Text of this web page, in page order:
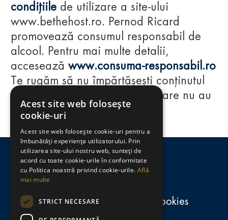
Regulamente
consumă-responsabil.ro
Politica de confidențialitate și cookies
condițiile de utilizare a site-ului
www.bethehost.ro. Pernod Ricard
promovează consumul responsabil de
alcool. Pentru mai multe detalii,
accesează www.consuma-responsabil.ro
Te rugăm să nu împărtășești conținutul
acestui website cu persoane care nu au
împlinit vârsta de 18 ani.
Acest site web folosește
cookie-uri
Acest site web folosește cookie-uri pentru a
îmbunătăți experiența utilizatorului. Prin
utilizarea site-ului nostru web, sunteți de
acord cu toate cookie-urile în conformitate
cu Politica noastră privind cookie-urile. Află
mai multe
STRICT NECESARE